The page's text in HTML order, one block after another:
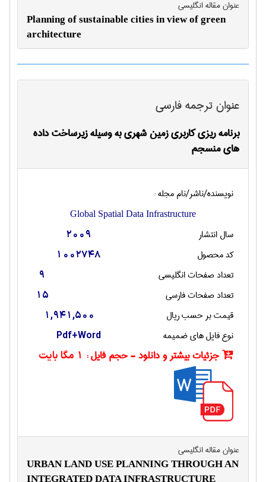
عنوان مقاله انگليسی
Planning of sustainable cities in view of green
architecture
عنوان ترجمه فارسی
برنامه ریزی کاربری زمین شهری به وسیله زیرساخت داده
های منسجم
نویسنده/ناشر/نام مجله :
Global Spatial Data Infrastructure
سال انتشار 2009
کد محصول 1002748
تعداد صفحات انگليسی 9
تعداد صفحات فارسی 15
قیمت بر حسب ریال 1,941,500
نوع فایل های ضمیمه Pdf+Word
جزئیات بیشتر و دانلود - حجم فایل : 1 مگا بایت
عنوان مقاله انگليسی
URBAN LAND USE PLANNING THROUGH AN
INTEGRATED DATA INFRASTRUCTURE